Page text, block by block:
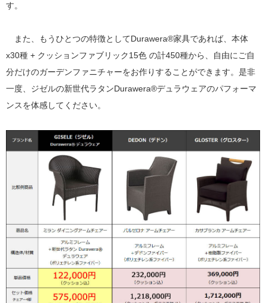
す。
また、もうひとつの特徴としてDurawera®家具であれば、本体
x30種 + クッションファブリック15色 の計450種から、自由にご自
分だけのガーデンファニチャーをお作りすることができます。是非
一度、ジゼルの新世代ラタンDurawera®デュラウェアのパフォーマ
ンスを体感してください。